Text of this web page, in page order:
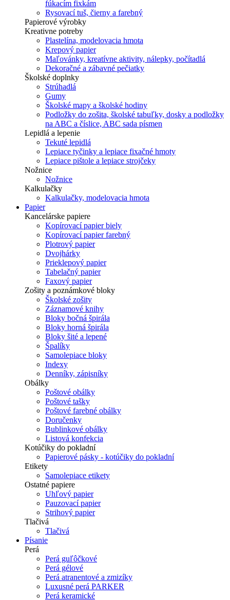
fúkacím fixkám
Rysovací tuš, čierny a farebný
Papierové výrobky
Kreativne potreby
Plastelína, modelovacia hmota
Krepový papier
Maľovánky, kreatívne aktivity, nálepky, počítadlá
Dekoračné a zábavné pečiatky
Školské doplnky
Strúhadlá
Gumy
Školské mapy a školské hodiny
Podložky do zošita, školské tabuľky, dosky a podložky
na ABC a číslice, ABC sada písmen
Lepidlá a lepenie
Tekuté lepidlá
Lepiace tyčinky a lepiace fixačné hmoty
Lepiace pištole a lepiace strojčeky
Nožnice
Nožnice
Kalkulačky
Kalkulačky, modelovacia hmota
Papier
Kancelárske papiere
Kopírovací papier biely
Kopírovací papier farebný
Plotrový papier
Dvojhárky
Prieklepový papier
Tabelačný papier
Faxový papier
Zošity a poznámkové bloky
Školské zošity
Záznamové knihy
Bloky bočná špirála
Bloky horná špirála
Bloky šité a lepené
Špalíky
Samolepiace bloky
Indexy
Denníky, zápisníky
Obálky
Poštové obálky
Poštové tašky
Poštové farebné obálky
Doručenky
Bublinkové obálky
Listová konfekcia
Kotúčiky do pokladní
Papierové pásky - kotúčiky do pokladní
Etikety
Samolepiace etikety
Ostatné papiere
Uhľový papier
Pauzovací papier
Strihový papier
Tlačivá
Tlačivá
Písanie
Perá
Perá guľôčkové
Perá gélové
Perá atranentové a zmizíky
Luxusné perá PARKER
Perá keramické